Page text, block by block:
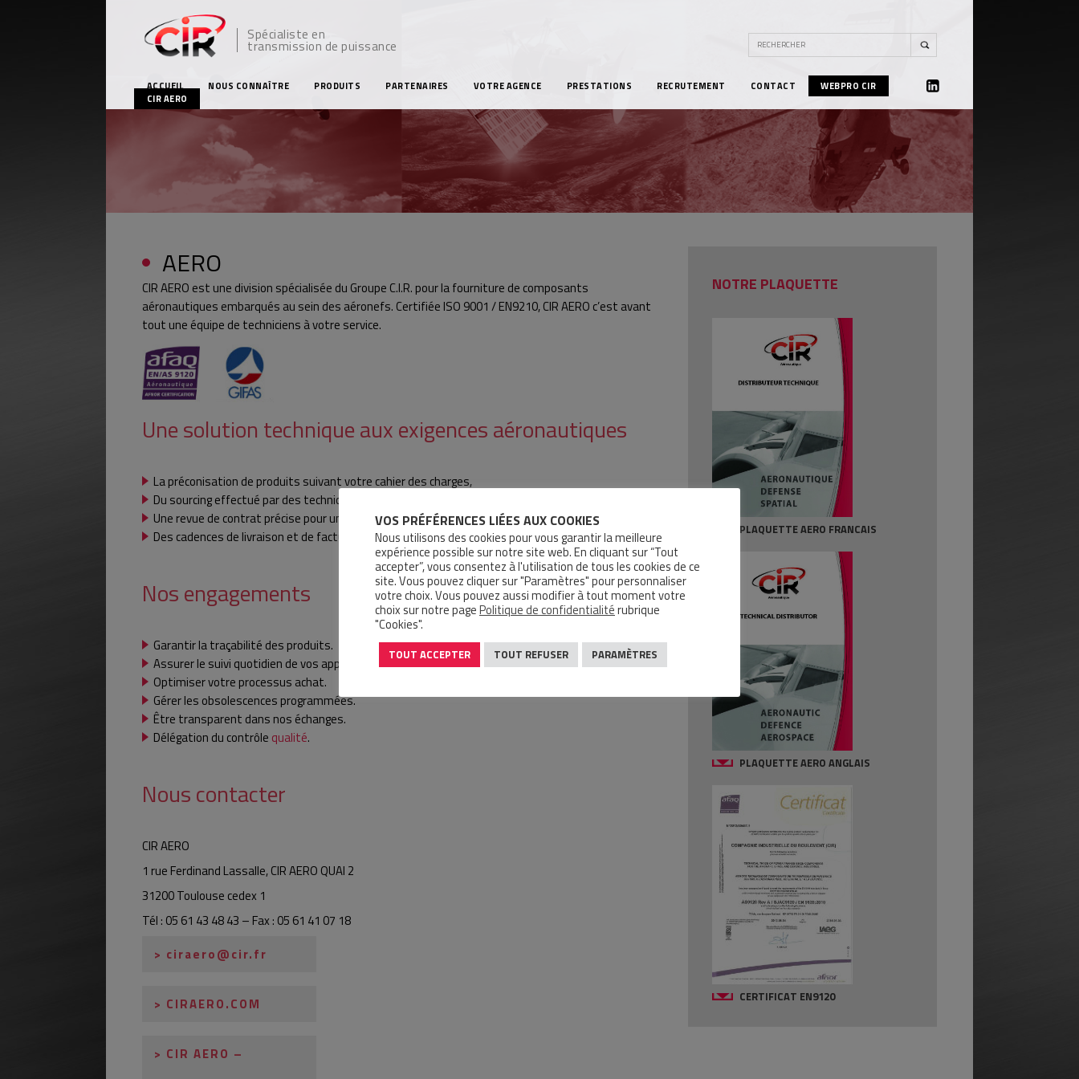
Spécialiste en
transmission de puissance
ACCUEIL NOUS CONNAÎTRE PRODUITS PARTENAIRES VOTRE AGENCE PRESTATIONS RECRUTEMENT CONTACT
WEBPRO CIR
CIR AERO
LINKEDIN
AERO
CIR AERO est une division spécialisée du Groupe C.I.R. pour la fourniture de composants
aéronautiques embarqués au sein des aéronefs. Certifiée ISO 9001 / EN9210, CIR AERO c’est avant
tout une équipe de techniciens à votre service.
Une solution technique aux exigences aéronautiques
La préconisation de produits suivant votre cahier des charges,
Du sourcing effectué par des techniciens,
Une revue de contrat précise pour un respect des engagements,
Des cadences de livraison et de facturation adaptées.
Nos engagements
Garantir la traçabilité des produits.
Assurer le suivi quotidien de vos approvisionnements.
Optimiser votre processus achat.
Gérer les obsolescences programmées.
Être transparent dans nos échanges.
Délégation du contrôle qualité.
Nous contacter
CIR AERO
1 rue Ferdinand Lassalle, CIR AERO QUAI 2
31200 Toulouse cedex 1
Tél : 05 61 43 48 43 – Fax : 05 61 41 07 18
> ciraero@cir.fr
> CIRAERO.COM
> CIR AERO –
NOTRE PLAQUETTE
PLAQUETTE AERO FRANCAIS
PLAQUETTE AERO ANGLAIS
CERTIFICAT EN9120
VOS PRÉFÉRENCES LIÉES AUX COOKIES
Nous utilisons des cookies pour vous garantir la meilleure
expérience possible sur notre site web. En cliquant sur “Tout
accepter”, vous consentez à l'utilisation de tous les cookies de ce
site. Vous pouvez cliquer sur "Paramètres" pour personnaliser
votre choix. Vous pouvez aussi modifier à tout moment votre
choix sur notre pagePolitique de confidentialitérubrique
"Cookies".
TOUT ACCEPTER TOUT REFUSER PARAMÈTRES